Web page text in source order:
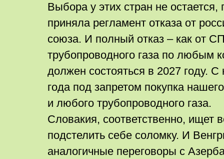
Выбора у этих стран не остается,
приняла регламент отказа от
союза. И полный отказ – как от
трубопроводного газа по любым
должен состояться в 2027 году.
года под запретом покупка
и любого трубопроводного газа.
Словакия, соответственно, ищет
подстелить себе соломку. И
аналогичные переговоры с